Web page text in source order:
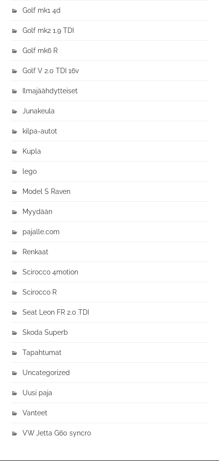
Golf mk1 4d
Golf mk2 1.9 TDI
Golf mk6 R
Golf V 2.0 TDI 16v
Ilmajäähdytteiset
Junakeula
kilpa-autot
Kupla
lego
Model S Raven
Myydään
pajalle.com
Renkaat
Scirocco 4motion
Scirocco R
Seat Leon FR 2.0 TDI
Skoda Superb
Tapahtumat
Uncategorized
Uusi paja
Vanteet
VW Jetta G60 syncro